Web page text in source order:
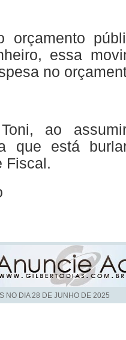
orçamento
essa
no
ao
que está
Fiscal.
NO DIA28 DE JUNHO DE 2025